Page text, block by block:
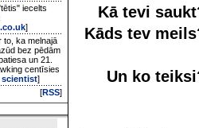
iecelts
]
to, ka melnajā
bez pēdām
un 21.
centīsies
scientist]
[RSS]
Kā tevi
Kāds tev
Un ko